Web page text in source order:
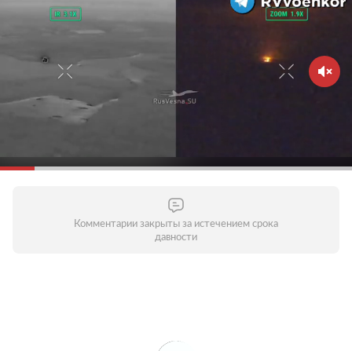
Комментарии закрыты за истечением срока
давности